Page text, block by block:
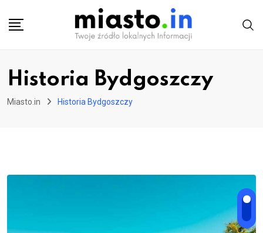
Historia Bydgoszczy
Miasto.in Historia Bydgoszczy